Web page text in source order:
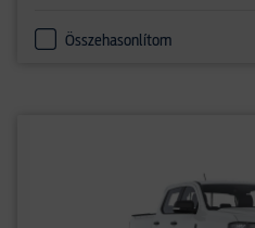
Összehasonlítom